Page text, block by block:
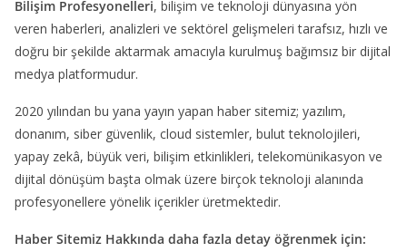
Bilişim Profesyonelleri, bilişim ve teknoloji dünyasına yön
veren haberleri, analizleri ve sektörel gelişmeleri tarafsız, hızlı ve
doğru bir şekilde aktarmak amacıyla kurulmuş bağımsız bir dijital
medya platformudur.
2020 yılından bu yana yayın yapan haber sitemiz; yazılım,
donanım, siber güvenlik, cloud sistemler, bulut teknolojileri,
yapay zekâ, büyük veri, bilişim etkinlikleri, telekomünikasyon ve
dijital dönüşüm başta olmak üzere birçok teknoloji alanında
profesyonellere yönelik içerikler üretmektedir.
Haber Sitemiz Hakkında daha fazla detay öğrenmek için: